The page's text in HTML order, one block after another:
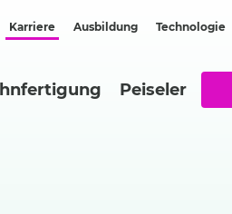
Karriere Ausbildung Technologie
Peiseler